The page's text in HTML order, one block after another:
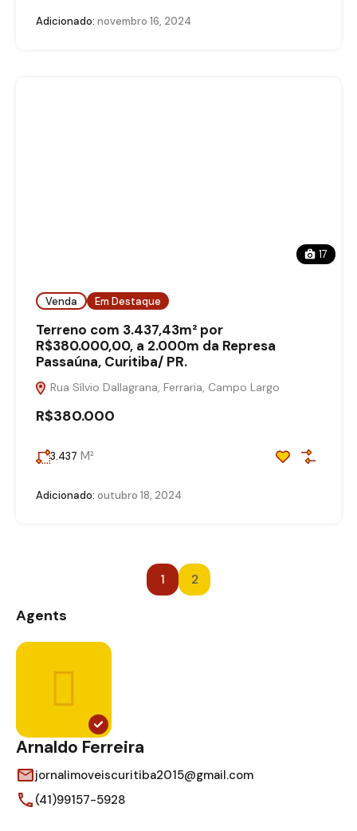
Adicionado: novembro 16, 2024
17
Venda Em Destaque
Terreno com 3.437,43m² por
R$380.000,00, a 2.000m da Represa
Passaúna, Curitiba/ PR.
Rua Sílvio Dallagrana, Ferraria, Campo Largo
R$380.000
3.437 M²
Adicionado: outubro 18, 2024
1 2
Agents
Arnaldo Ferreira
jornalimoveiscuritiba2015@gmail.com
(41)99157-5928